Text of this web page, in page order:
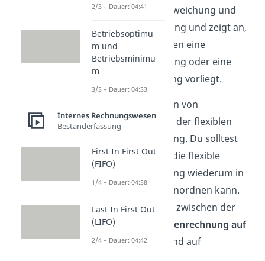
Beschäftigungsabweichung und
der Preisabweichung und zeigt an,
wo im Unternehmen eine
Kostenunterdeckung oder eine
Kostenüberdeckung vorliegt.
So viel zu den Arten von
Abweichungen bei der flexiblen
Plankostenrechnung. Du solltest
wissen, dass man die flexible
Plankostenrechnung wiederum in
zwei Kategorien einordnen kann.
Wir unterscheiden zwischen der
flexiblen Plankostenrechnung auf
Vollkostenbasis
und auf
2/3 – Dauer: 04:41
Betriebsoptimu
m und
Betriebsminimu
m
3/3 – Dauer: 04:33
Internes Rechnungswesen
Bestanderfassung
First In First Out
(FIFO)
1/4 – Dauer: 04:38
Last In First Out
(LIFO)
2/4 – Dauer: 04:42